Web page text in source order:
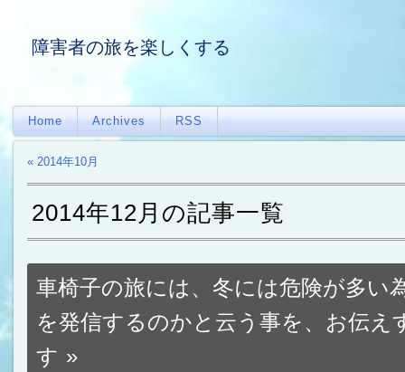
障害者の旅を楽しくする
Home Archives RSS
« 2014年10月
2014年12月の記事一覧
車椅子の旅には、冬には危険が多い
を発信するのかと云う事を、お伝え
す